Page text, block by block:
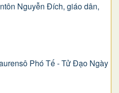
Nguyễn Ðích, giáo dân,
Phó Tế - Tử Đạo Ngày